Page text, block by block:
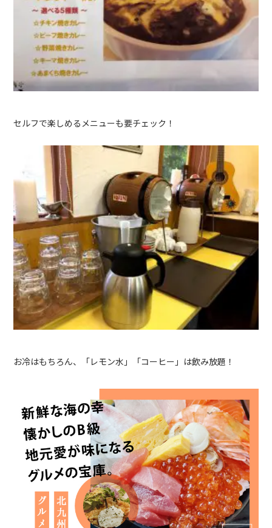
セルフで楽しめるメニューも要チェック！
お冷はもちろん、「レモン水」「コーヒー」は飲み放題！